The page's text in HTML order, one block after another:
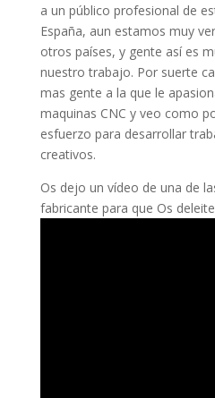
a un público profesional de
España, aun estamos muy
otros países, y gente así es
nuestro trabajo. Por suerte
mas gente a la que le
maquinas CNC y veo como
esfuerzo para desarrollar
creativos.
Os dejo un vídeo de una de
fabricante para que Os